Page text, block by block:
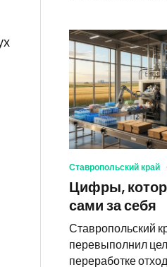
Ставропольский край
Цифры,
сами за себя
Ставропольский
перевыполнил
переработке